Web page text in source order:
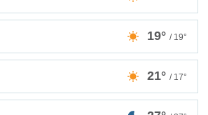
19° / 19°
21° / 17°